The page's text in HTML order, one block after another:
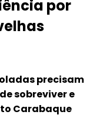
por
precisam
sobreviver e
Carabaque